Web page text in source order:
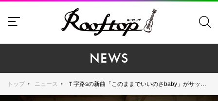
NEWS
トップ ニュース Ｔ字路sの新曲「このままでいいのさbaby」がサッポロラガービール ブランドムービーCMソングに決定。初のバンド編成による全国ツアーも開催